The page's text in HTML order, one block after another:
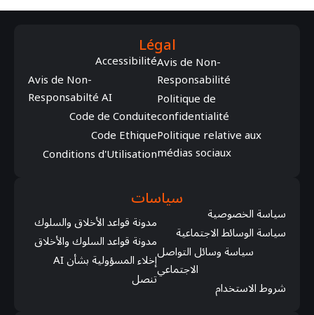
Légal
Avis de Non-
Responsabilité
Politique de
confidentialité
Politique relative aux
médias sociaux
Accessibilité
Avis de Non-
Responsabilté AI
Code de Conduite
Code Ethique
Conditions d'Utilisation
سياسات
سياسة الخصوصية
سياسة الوسائط الاجتماعية
سياسة وسائل التواصل
الاجتماعي
شروط الاستخدام
مدونة قواعد الأخلاق والسلوك
مدونة قواعد السلوك والأخلاق
إخلاء المسؤولية بشأن AI
تنصل